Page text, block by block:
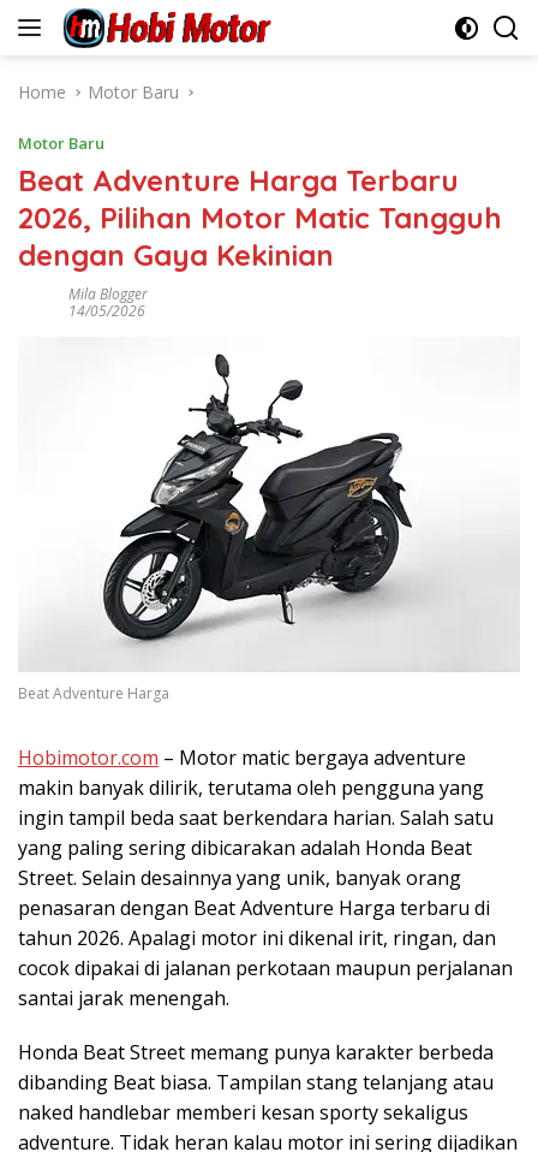
Home
Motor Baru
Motor Baru
Beat Adventure Harga Terbaru
2026, Pilihan Motor Matic Tangguh
dengan Gaya Kekinian
Mila Blogger
14/05/2026
Beat Adventure Harga
Hobimotor.com – Motor matic bergaya adventure
makin banyak dilirik, terutama oleh pengguna yang
ingin tampil beda saat berkendara harian. Salah satu
yang paling sering dibicarakan adalah Honda Beat
Street. Selain desainnya yang unik, banyak orang
penasaran dengan Beat Adventure Harga terbaru di
tahun 2026. Apalagi motor ini dikenal irit, ringan, dan
cocok dipakai di jalanan perkotaan maupun perjalanan
santai jarak menengah.
Honda Beat Street memang punya karakter berbeda
dibanding Beat biasa. Tampilan stang telanjang atau
naked handlebar memberi kesan sporty sekaligus
adventure. Tidak heran kalau motor ini sering dijadikan